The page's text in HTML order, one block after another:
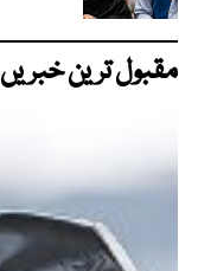
مقبول ترین خبریں